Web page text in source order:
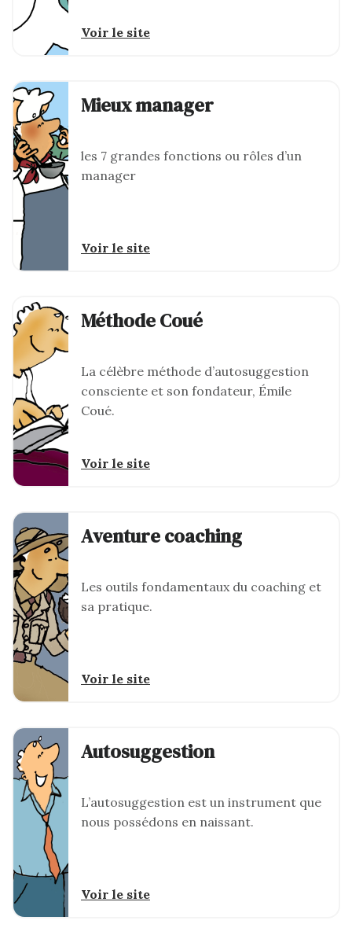
Voir le site
Mieux manager
les 7 grandes fonctions ou rôles d’un
manager
Voir le site
Méthode Coué
La célèbre méthode d’autosuggestion
consciente et son fondateur, Émile
Coué.
Voir le site
Aventure coaching
Les outils fondamentaux du coaching et
sa pratique.
Voir le site
Autosuggestion
L’autosuggestion est un instrument que
nous possédons en naissant.
Voir le site